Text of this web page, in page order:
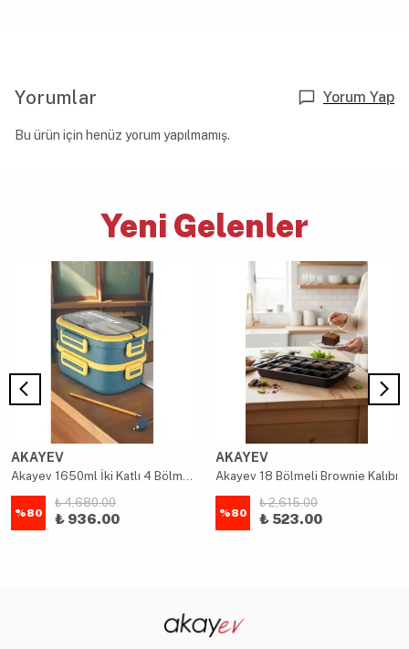
Yorumlar Yorum Yap
Bu ürün için henüz yorum yapılmamış.
Yeni Gelenler
AKAYEV
Akayev 1650ml İki Katlı 4 Bölmeli Çelik Yemek Kabı Mavi
%80
₺ 4,680.00
₺ 936.00
AKAYEV
Akayev 18 Bölmeli Brownie Kalıbı
%80
₺ 2,615.00
₺ 523.00